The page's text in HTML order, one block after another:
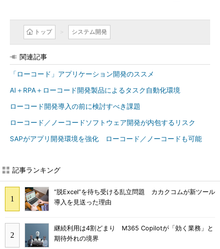
トップ システム開発
関連記事
「ローコード」アプリケーション開発のススメ
AI＋RPA＋ローコード開発製品によるタスク自動化環境
ローコード開発導入の前に検討すべき課題
ローコード／ノーコードソフトウェア開発が内包するリスク
SAPがアプリ開発環境を強化 ローコード／ノーコードも可能
記事ランキング
“脱Excel”を待ち受ける乱立問題 カカクコムが新ツール
導入を見送った理由
継続利用は4割どまり M365 Copilotが「効く業務」と
期待外れの境界